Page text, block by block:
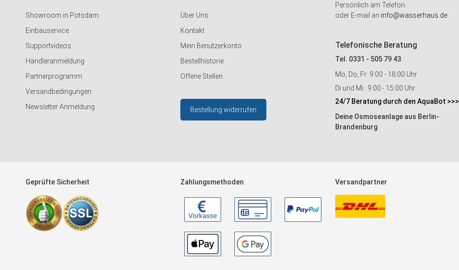
Showroom in Potsdam
Einbauservice
Supportvideos
Händleranmeldung
Partnerprogramm
Versandbedingungen
Newsletter Anmeldung
Über Uns
Kontakt
Mein Benutzerkonto
Bestellhistorie
Offene Stellen
Bestellung widerrufen
Persönlich am Telefon
oder E-mail an info@wasserhaus.de
Telefonische Beratung
Tel. 0331 - 505 79 43
Mo, Do, Fr: 9:00 - 18:00 Uhr
Di und Mi: 9:00 - 15:00 Uhr
24/7 Beratung durch den AquaBot >>>
Deine Osmoseanlage aus Berlin-
Brandenburg
Geprüfte Sicherheit Zahlungsmethoden Versandpartner